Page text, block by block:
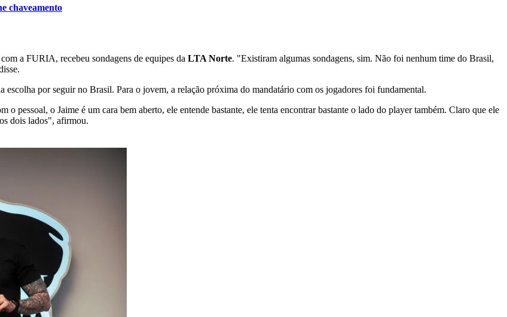
chaveamento
a FURIA, recebeu sondagens de equipes da LTA Norte. "Existiram algumas sondagens, sim. Não foi nenhum time do Brasil,
por seguir no Brasil. Para o jovem, a relação próxima do mandatário com os jogadores foi fundamental.
pessoal, o Jaime é um cara bem aberto, ele entende bastante, ele tenta encontrar bastante o lado do player também. Claro que ele
dois lados", afirmou.